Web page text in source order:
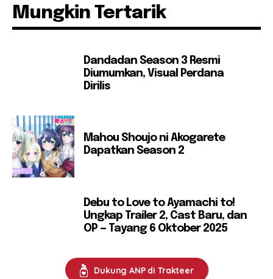
Mungkin Tertarik
Dandadan Season 3 Resmi
Diumumkan, Visual Perdana
Dirilis
Mahou Shoujo ni Akogarete
Dapatkan Season 2
Debu to Love to Ayamachi to!
Ungkap Trailer 2, Cast Baru, dan
OP — Tayang 6 Oktober 2025
Dukung ANP di Trakteer